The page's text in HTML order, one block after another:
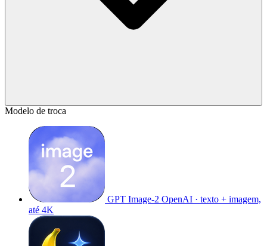
Modelo de troca
GPT Image-2 OpenAI · texto + imagem,
até 4K